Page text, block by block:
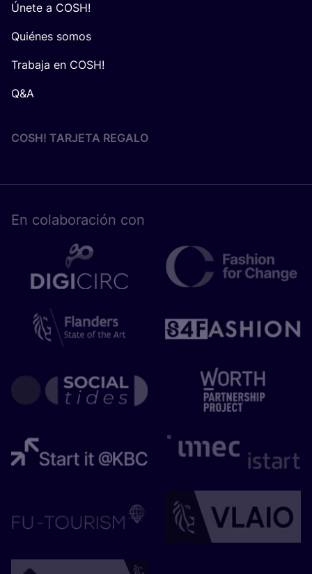
Únete a COSH!
Quiénes somos
Trabaja en COSH!
Q&A
COSH! TARJETA REGALO
En cola­bo­ra­ción con